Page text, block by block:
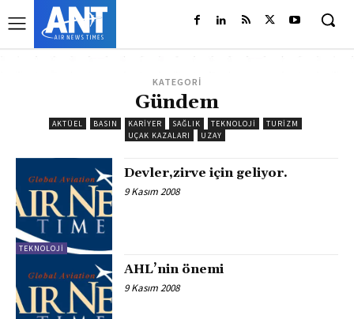
KATEGORİ
Gündem
AKTÜEL BASIN KARIYER SAĞLIK TEKNOLOJI
TURIZM
UÇAK KAZALARI
UZAY
TEKNOLOJI
Devler,zirve için geliyor.
9 Kasım 2008
AHL’nin önemi
9 Kasım 2008